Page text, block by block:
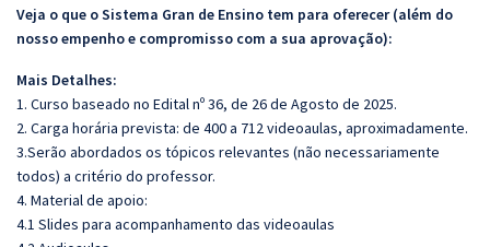
Veja o que o Sistema Gran de Ensino tem para oferecer (além do
nosso empenho e compromisso com a sua aprovação):
Mais Detalhes:
1. Curso baseado no Edital nº 36, de 26 de Agosto de 2025.
2. Carga horária prevista: de 400 a 712 videoaulas, aproximadamente.
3.Serão abordados os tópicos relevantes (não necessariamente
todos) a critério do professor.
4. Material de apoio:
4.1 Slides para acompanhamento das videoaulas